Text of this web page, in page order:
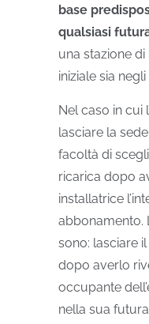
base
qualsiasi
una stazione
iniziale sia
Nel caso in cui
lasciare la
facoltà di
ricarica dopo
installatrice
abbonamento.
sono: lasciare
dopo averlo
occupante
nella sua